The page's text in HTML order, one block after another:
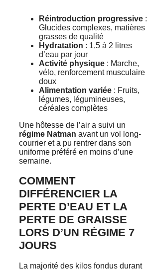
Réintroduction progressive :
Glucides complexes, matières
grasses de qualité
Hydratation : 1,5 à 2 litres
d’eau par jour
Activité physique : Marche,
vélo, renforcement musculaire
doux
Alimentation variée : Fruits,
légumes, légumineuses,
céréales complètes
Une hôtesse de l’air a suivi un
régime Natman avant un vol long-
courrier et a pu rentrer dans son
uniforme préféré en moins d’une
semaine.
COMMENT
DIFFÉRENCIER LA
PERTE D’EAU ET LA
PERTE DE GRAISSE
LORS D’UN RÉGIME 7
JOURS
La majorité des kilos fondus durant